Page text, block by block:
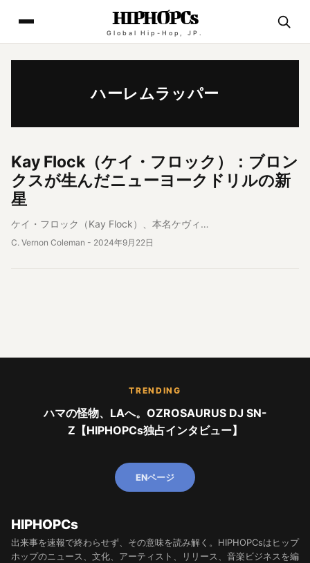
HIPHOPCs
Global Hip-Hop, JP.
ハーレムラッパー
Kay Flock（ケイ・フロック）：ブロン
クスが生んだニューヨークドリルの新
星
ケイ・フロック（Kay Flock）、本名ケヴィ…
C. Vernon Coleman - 2024年9月22日
TRENDING
ハマの怪物、LAへ。OZROSAURUS DJ SN-
Z【HIPHOPCs独占インタビュー】
ENページ
HIPHOPCs
出来事を速報で終わらせず、その意味を読み解く。HIPHOPCsはヒップ
ホップのニュース、文化、アーティスト、リリース、音楽ビジネスを編